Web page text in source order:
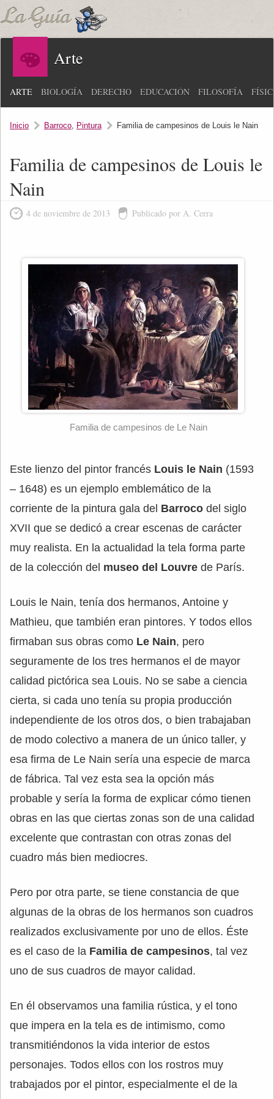
Arte
ARTE BIOLOGÍA DERECHO EDUCACIÓN FILOSOFÍA
Inicio Barroco, Pintura Familia de campesinos de Louis le Nain
Familia de campesinos de Louis le
Nain
4 de noviembre de 2013 Publicado por A. Cerra
Familia de campesinos de Le Nain
Este lienzo del pintor francés Louis le Nain (1593
– 1648) es un ejemplo emblemático de la
corriente de la pintura gala del Barroco del siglo
XVII que se dedicó a crear escenas de carácter
muy realista. En la actualidad la tela forma parte
de la colección del museo del Louvre de París.
Louis le Nain, tenía dos hermanos, Antoine y
Mathieu, que también eran pintores. Y todos ellos
firmaban sus obras como Le Nain, pero
seguramente de los tres hermanos el de mayor
calidad pictórica sea Louis. No se sabe a ciencia
cierta, si cada uno tenía su propia producción
independiente de los otros dos, o bien trabajaban
de modo colectivo a manera de un único taller, y
esa firma de Le Nain sería una especie de marca
de fábrica. Tal vez esta sea la opción más
probable y sería la forma de explicar cómo tienen
obras en las que ciertas zonas son de una calidad
excelente que contrastan con otras zonas del
cuadro más bien mediocres.
Pero por otra parte, se tiene constancia de que
algunas de la obras de los hermanos son cuadros
realizados exclusivamente por uno de ellos. Éste
es el caso de la Familia de campesinos, tal vez
uno de sus cuadros de mayor calidad.
En él observamos una familia rústica, y el tono
que impera en la tela es de intimismo, como
transmitiéndonos la vida interior de estos
personajes. Todos ellos con los rostros muy
trabajados por el pintor, especialmente el de la